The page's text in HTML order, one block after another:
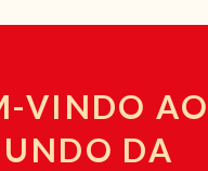
VINDO AO
DA